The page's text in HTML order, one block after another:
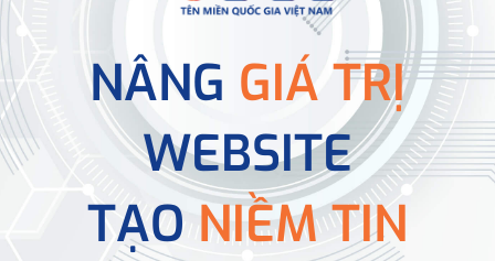
NÂNG GIÁ TRỊ
WEBSITE
TẠONIỀM TIN